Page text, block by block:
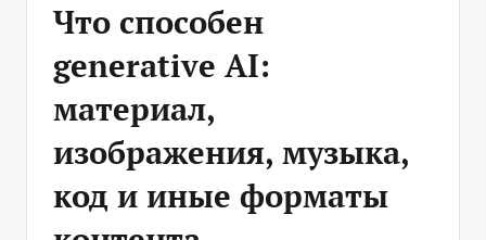
Что способен
generative AI:
материал,
изображения, музыка,
код и иные форматы